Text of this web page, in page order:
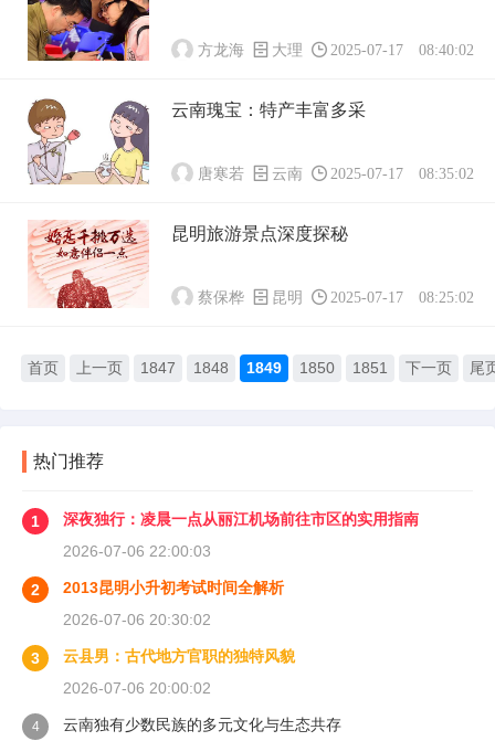
方龙海 大理 2025-07-17 08:40:02
云南瑰宝：特产丰富多采
唐寒若 云南 2025-07-17 08:35:02
昆明旅游景点深度探秘
蔡保桦 昆明 2025-07-17 08:25:02
首页 上一页 1847 1848 1849 1850 1851 下一页 尾
热门推荐
1
深夜独行：凌晨一点从丽江机场前往市区的实用指南
2026-07-06 22:00:03
2
2013昆明小升初考试时间全解析
2026-07-06 20:30:02
3
云县男：古代地方官职的独特风貌
2026-07-06 20:00:02
4
云南独有少数民族的多元文化与生态共存